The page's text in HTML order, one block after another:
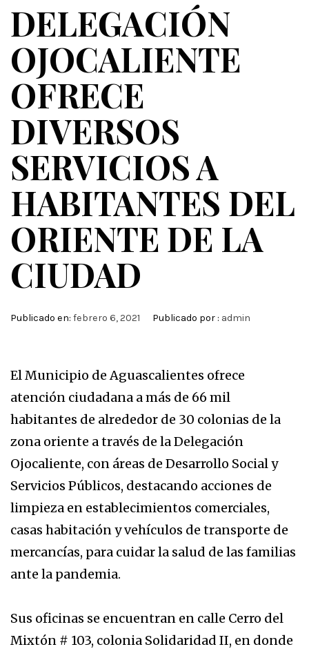
DELEGACIÓN
OJOCALIENTE
OFRECE
DIVERSOS
SERVICIOS A
HABITANTES DEL
ORIENTE DE LA
CIUDAD
Publicado en: febrero 6, 2021 Publicado por : admin
El Municipio de Aguascalientes ofrece
atención ciudadana a más de 66 mil
habitantes de alrededor de 30 colonias de la
zona oriente a través de la Delegación
Ojocaliente, con áreas de Desarrollo Social y
Servicios Públicos, destacando acciones de
limpieza en establecimientos comerciales,
casas habitación y vehículos de transporte de
mercancías, para cuidar la salud de las familias
ante la pandemia.
Sus oficinas se encuentran en calle Cerro del
Mixtón # 103, colonia Solidaridad II, en donde